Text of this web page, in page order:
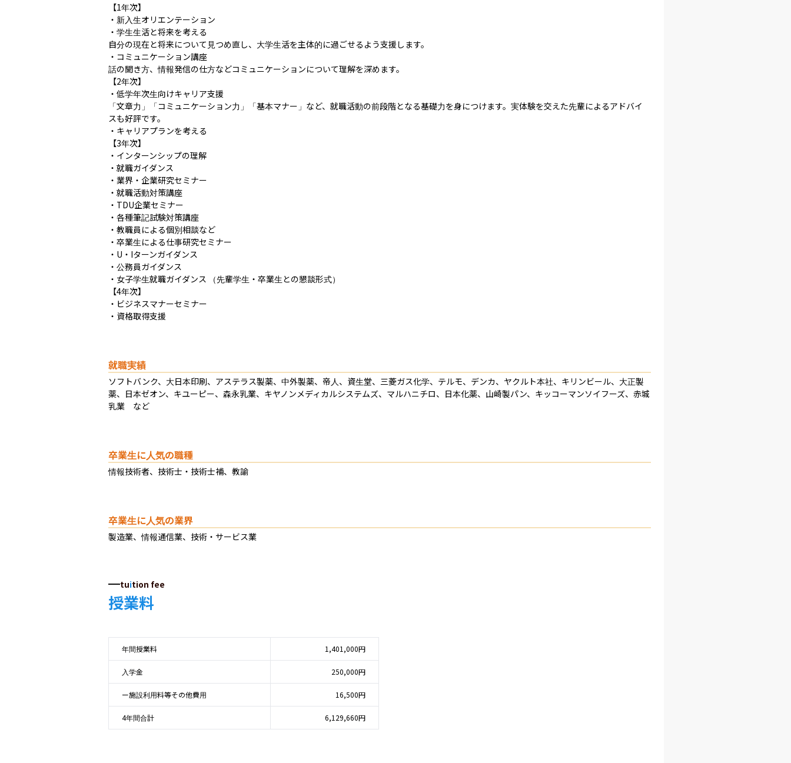
【1年次】
・新入生オリエンテーション
・学生生活と将来を考える
自分の現在と将来について見つめ直し、大学生活を主体的に過ごせるよう支援します。
・コミュニケーション講座
話の聞き方、情報発信の仕方などコミュニケーションについて理解を深めます。
【2年次】
・低学年次生向けキャリア支援
「文章力」「コミュニケーション力」「基本マナー」など、就職活動の前段階となる基礎力を身につけます。実体験を交えた先輩によるアドバイ
スも好評です。
・キャリアプランを考える
【3年次】
・インターンシップの理解
・就職ガイダンス
・業界・企業研究セミナー
・就職活動対策講座
・TDU企業セミナー
・各種筆記試験対策講座
・教職員による個別相談など
・卒業生による仕事研究セミナー
・U・Iターンガイダンス
・公務員ガイダンス
・女子学生就職ガイダンス （先輩学生・卒業生との懇談形式）
【4年次】
・ビジネスマナーセミナー
・資格取得支援
就職実績
ソフトバンク、大日本印刷、アステラス製薬、中外製薬、帝人、資生堂、三菱ガス化学、テルモ、デンカ、ヤクルト本社、キリンビール、大正製
薬、日本ゼオン、キユーピー、森永乳業、キヤノンメディカルシステムズ、マルハニチロ、日本化薬、山崎製パン、キッコーマンソイフーズ、赤城
乳業　など
卒業生に人気の職種
情報技術者、技術士・技術士補、教諭
卒業生に人気の業界
製造業、情報通信業、技術・サービス業
tuition fee
授業料
年間授業料 1,401,000円
入学金 250,000円
ー施設利用料等その他費用 16,500円
4年間合計 6,129,660円